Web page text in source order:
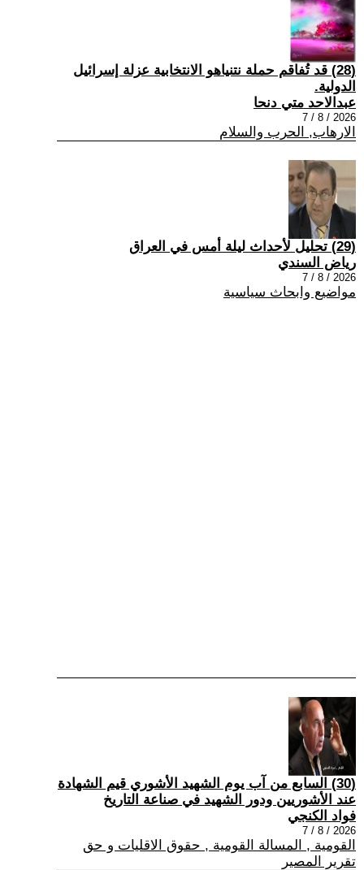
(28) قد تُفاقم حملة نتنياهو الانتخابية عزلة إسرائيل
الدولية.
عبدالاحد متي دنحا
2026 / 8 / 7
الارهاب, الحرب والسلام
(29) تحليل لأحداث ليلة أمس في العراق
رياض السندي
2026 / 8 / 7
مواضيع وابحاث سياسية
(30) السابع من آب يوم الشهيد الأشوري قيم الشهادة
عند الأشوريين ودور الشهيد في صناعة التاريخ
فواد الكنجي
2026 / 8 / 7
القومية , المسالة القومية , حقوق الاقليات و حق
تقرير المصير